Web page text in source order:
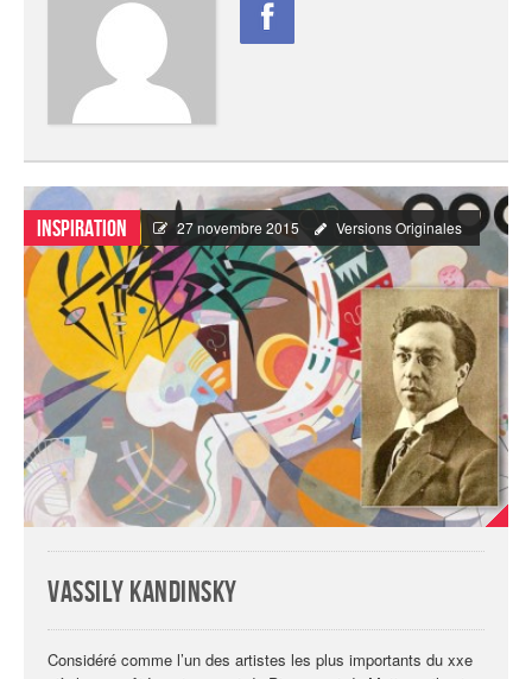
Inspiration 27 novembre 2015 Versions Originales
Vassily Kandinsky
Considéré comme l’un des artistes les plus importants du xxe